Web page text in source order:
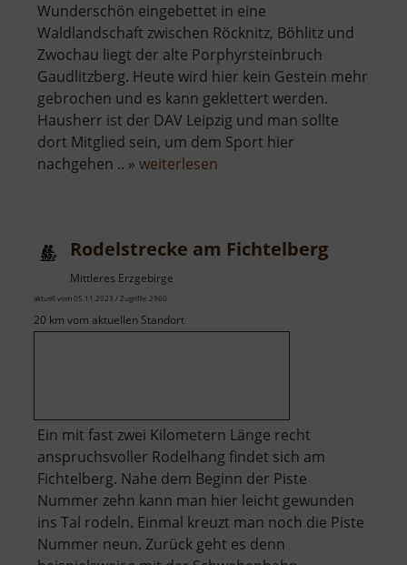
Wunderschön eingebettet in eine
Waldlandschaft zwischen Röcknitz, Böhlitz und
Zwochau liegt der alte Porphyrsteinbruch
Gaudlitzberg. Heute wird hier kein Gestein mehr
gebrochen und es kann geklettert werden.
Hausherr ist der DAV Leipzig und man sollte
dort Mitglied sein, um dem Sport hier
nachgehen .. » weiterlesen
Rodelstrecke am Fichtelberg
Mittleres Erzgebirge
aktuell vom 05.11.2023 / Zugriffe: 2960
20 km vom aktuellen Standort
Ein mit fast zwei Kilometern Länge recht
anspruchsvoller Rodelhang findet sich am
Fichtelberg. Nahe dem Beginn der Piste
Nummer zehn kann man hier leicht gewunden
ins Tal rodeln. Einmal kreuzt man noch die Piste
Nummer neun. Zurück geht es denn